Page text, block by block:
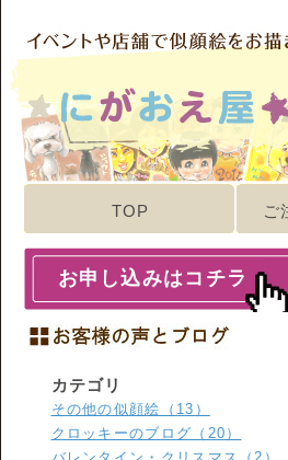
TOP ご
お申し込みはコチラ
カテゴリ
その他の似顔絵（13）
クロッキーのブログ（20）